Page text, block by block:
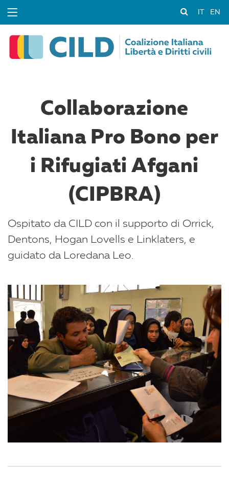
EN
Collaborazione
Italiana Pro Bono per
i Rifugiati Afgani
(CIPBRA)
Ospitato da CILD con il supporto di Orrick,
Dentons, Hogan Lovells e Linklaters, e
guidato da Loredana Leo.